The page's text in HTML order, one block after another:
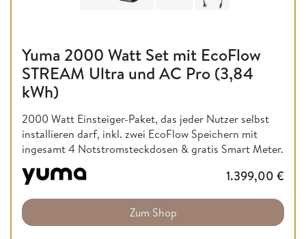
Yuma 2000 Watt Set mit EcoFlow
STREAM Ultra und AC Pro (3,84
kWh)
2000 Watt Einsteiger-Paket, das jeder Nutzer selbst
installieren darf, inkl. zwei EcoFlow Speichern mit
ingesamt 4 Notstromsteckdosen & gratis Smart Meter.
1.399,00 €
Zum Shop